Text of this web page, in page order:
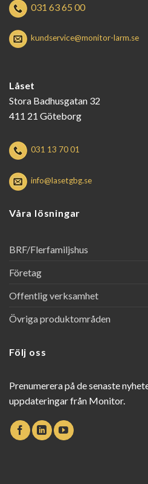
031 63 65 00
kundservice@monitor-larm.se
Låset
Stora Badhusgatan 32
411 21 Göteborg
031 13 70 01
info@lasetgbg.se
Våra lösningar
BRF/Flerfamiljshus
Företag
Offentlig verksamhet
Övriga produktområden
Följ oss
Prenumerera på de senaste
uppdateringar från Monitor.